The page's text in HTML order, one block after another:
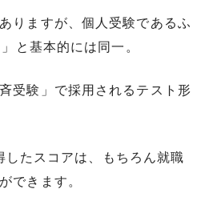
りますが、個人受験であるふ
と基本的には同一。
受験」で採用されるテスト形
たスコアは、もちろん就職
できます。